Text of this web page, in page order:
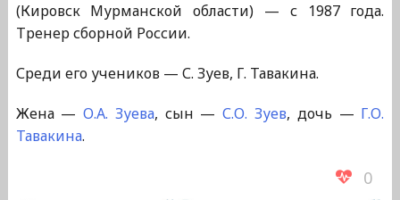
(Кировск Мурманской области) — с 1987 года.
Тренер сборной России.
Среди его учеников — С. Зуев, Г. Тавакина.
Жена —О.А. Зуева, сын —С.О. Зуев, дочь — Г.О.
Тавакина.
0